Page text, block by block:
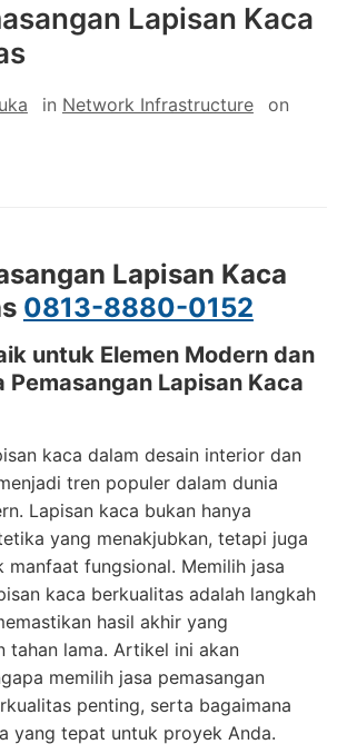
Lapisan Kaca
in Network Infrastructure on
Lapisan Kaca
0813-8880-0152
untuk Elemen Modern dan
Pemasangan Lapisan Kaca
kaca dalam desain interior dan
tren populer dalam dunia
Lapisan kaca bukan hanya
yang menakjubkan, tetapi juga
manfaat fungsional. Memilih jasa
kaca berkualitas adalah langkah
hasil akhir yang
tahan lama. Artikel ini akan
memilih jasa pemasangan
penting, serta bagaimana
yang tepat untuk proyek Anda.